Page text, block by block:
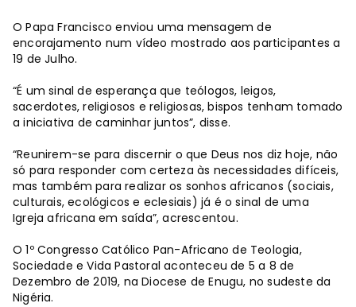
O Papa Francisco enviou uma mensagem de
encorajamento num vídeo mostrado aos participantes a
19 de Julho.
“É um sinal de esperança que teólogos, leigos,
sacerdotes, religiosos e religiosas, bispos tenham tomado
a iniciativa de caminhar juntos”, disse.
“Reunirem-se para discernir o que Deus nos diz hoje, não
só para responder com certeza às necessidades difíceis,
mas também para realizar os sonhos africanos (sociais,
culturais, ecológicos e eclesiais) já é o sinal de uma
Igreja africana em saída”, acrescentou.
O 1º Congresso Católico Pan-Africano de Teologia,
Sociedade e Vida Pastoral aconteceu de 5 a 8 de
Dezembro de 2019, na Diocese de Enugu, no sudeste da
Nigéria.